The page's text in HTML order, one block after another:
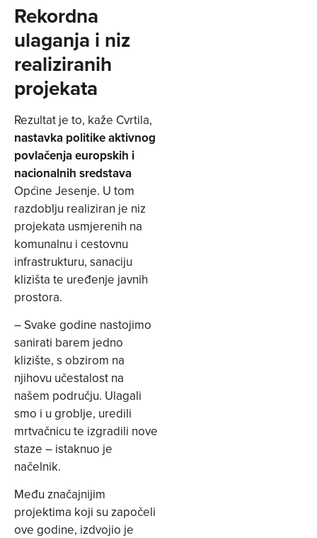
Rekordna
ulaganja i niz
realiziranih
projekata
Rezultat je to, kaže Cvrtila,
nastavka politike aktivnog
povlačenja europskih i
nacionalnih sredstava
Općine Jesenje. U tom
razdoblju realiziran je niz
projekata usmjerenih na
komunalnu i cestovnu
infrastrukturu, sanaciju
klizišta te uređenje javnih
prostora.
– Svake godine nastojimo
sanirati barem jedno
klizište, s obzirom na
njihovu učestalost na
našem području. Ulagali
smo i u groblje, uredili
mrtvačnicu te izgradili nove
staze – istaknuo je
načelnik.
Među značajnijim
projektima koji su započeli
ove godine, izdvojio je